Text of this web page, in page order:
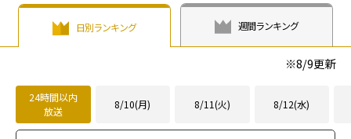
日別ランキング 週間ランキング
※8/9更新
24時間以内
放送
8/10(月) 8/11(火) 8/12(水)